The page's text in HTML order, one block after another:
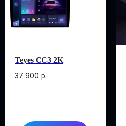
Teyes CC3 2K
37 900 р.